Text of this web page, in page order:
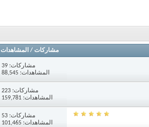
مشاركات / المشاهدات
مشاركات:39
المشاهدات: 88,545
مشاركات:223
المشاهدات: 159,781
مشاركات:53
المشاهدات: 101,465